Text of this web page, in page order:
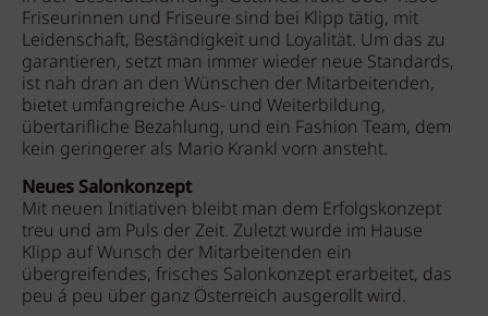
Friseurinnen und Friseure sind bei Klipp tätig, mit
Leidenschaft, Beständigkeit und Loyalität. Um das zu
garantieren, setzt man immer wieder neue Standards,
ist nah dran an den Wünschen der Mitarbeitenden,
bietet umfangreiche Aus- und Weiterbildung,
übertarifliche Bezahlung, und ein Fashion Team, dem
kein geringerer als Mario Krankl vorn ansteht.
Neues Salonkonzept
Mit neuen Initiativen bleibt man dem Erfolgskonzept
treu und am Puls der Zeit. Zuletzt wurde im Hause
Klipp auf Wunsch der Mitarbeitenden ein
übergreifendes, frisches Salonkonzept erarbeitet, das
peu á peu über ganz Österreich ausgerollt wird.